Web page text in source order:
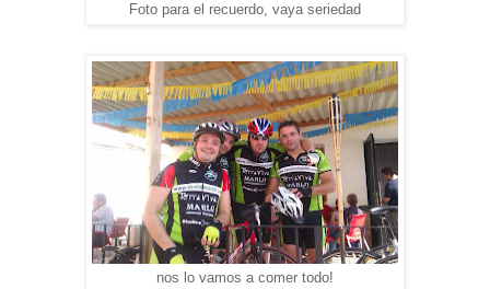
Foto para el recuerdo, vaya seriedad
nos lo vamos a comer todo!